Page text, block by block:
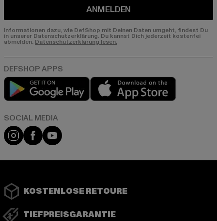
ANMELDEN
Informationen dazu, wie DefShop mit Deinen Daten umgeht, findest Du
in unserer Datenschutzerklärung. Du kannst Dich jederzeit kostenfei
abmelden. Datenschutzerklärung lesen.
Play market
Instagram
FacebookYouTube
KOSTENLOSE RETOURE
TIEFPREISGARANTIE